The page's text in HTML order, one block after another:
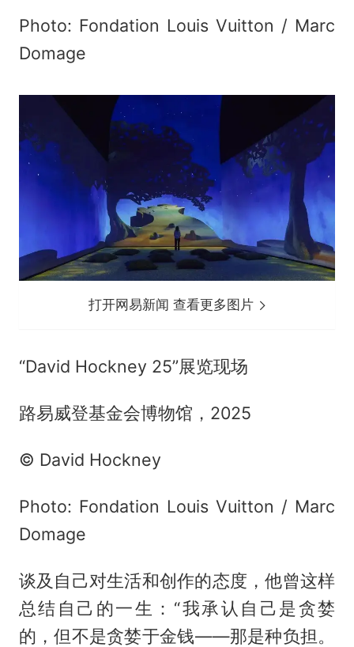
Photo: Fondation Louis Vuitton / Marc
Domage
打开网易新闻 查看更多图片
“David Hockney 25”展览现场
路易威登基金会博物馆，2025
© David Hockney
Photo: Fondation Louis Vuitton / Marc
Domage
谈及自己对生活和创作的态度，他曾这样
总结自己的一生：“我承认自己是贪婪
的，但不是贪婪于金钱——那是种负担。